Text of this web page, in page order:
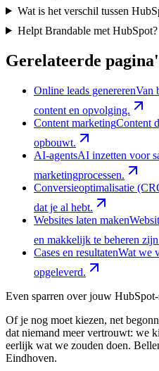
Wat is het verschil tussen
Helpt Brandable met HubSpot?
Gerelateerde
Online leads genererenVan
content en opvolging.
Content marketingContent
opbouwt.
AI-agentsAI inzetten voor
marketingprocessen.
Conversieoptimalisatie
dat je al hebt.
Websites laten maken
en makkelijk te beheren
Cases en resultatenWat we
opgeleverd.
Even sparren over jouw
Of je nog moet kiezen, net
dat niemand meer vertrouwt: we
eerlijk wat we zouden doen.
Eindhoven.